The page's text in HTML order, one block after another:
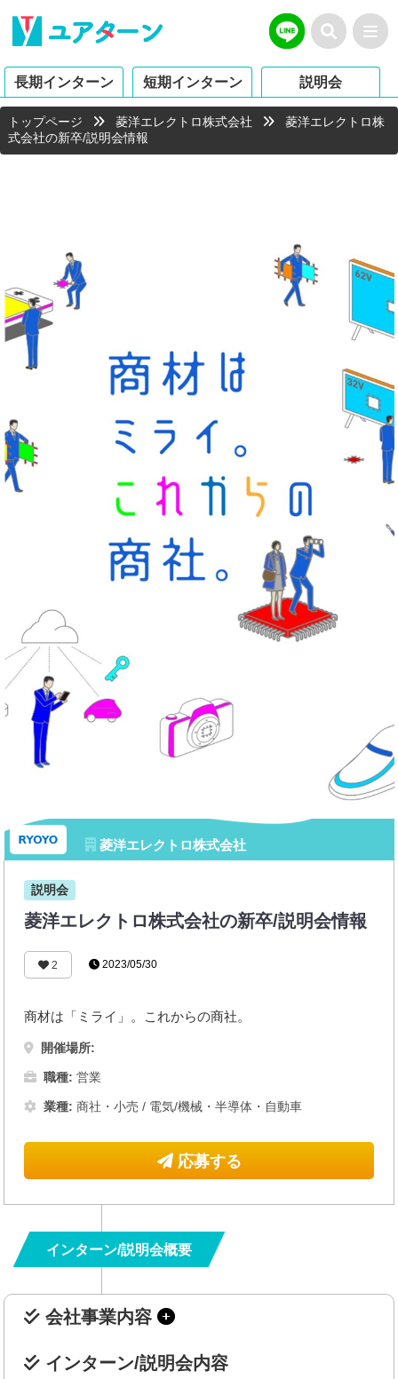
長期インターン 短期インターン 説明会
トップページ 菱洋エレクトロ株式会社
菱洋エレクトロ株
式会社の新卒/説明会情報
菱洋エレクトロ株式会社
説明会
菱洋エレクトロ株式会社の新卒/説明会情報
2 2023/05/30
商材は「ミライ」。これからの商社。
開催場所:
職種: 営業
業種: 商社・小売 / 電気/機械・半導体・自動車
応募する
インターン/説明会概要
会社事業内容
インターン/説明会内容